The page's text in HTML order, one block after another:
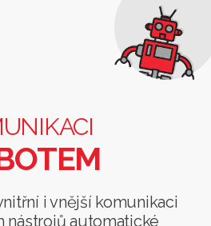
i vnější komunikaci
nástrojů automatické